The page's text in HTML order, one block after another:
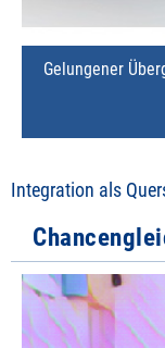
Gelungener
Integration als